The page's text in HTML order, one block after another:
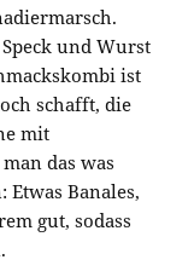
und Wurst
ist
schafft, die
mit
das was
Banales,
gut, sodass